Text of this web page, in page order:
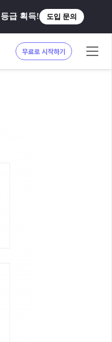
급 획득! 도입 문의
무료로 시작하기